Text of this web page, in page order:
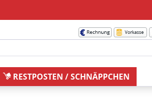
RESTPOSTEN / SCHNÄPPCHEN